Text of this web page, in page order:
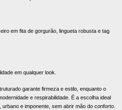
em fita de gorgurão, lingueta robusta e tag
em qualquer look.
garante firmeza e estilo, enquanto o
e respirabilidade. É a escolha ideal
e imponente, sem abrir mão do conforto.